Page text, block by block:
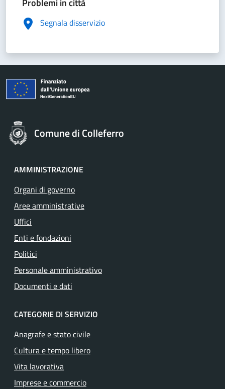
Problemi in città
Segnala disservizio
Comune di Colleferro
AMMINISTRAZIONE
Organi di governo
Aree amministrative
Uffici
Enti e fondazioni
Politici
Personale amministrativo
Documenti e dati
CATEGORIE DI SERVIZIO
Anagrafe e stato civile
Cultura e tempo libero
Vita lavorativa
Imprese e commercio